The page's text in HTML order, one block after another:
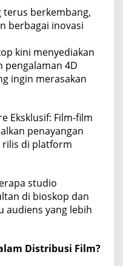
terus berkembang,
berbagai inovasi
kini menyediakan
pengalaman 4D
ingin merasakan
Eksklusif: Film-film
penayangan
rilis di platform
studio
di bioskop dan
audiens yang lebih
Distribusi Film?